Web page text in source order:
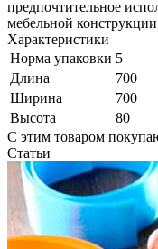
предпочтительное
мебельной
Характеристики
Норма упаковки 5
Длина
700
Ширина
700
Высота
80
С этим товаром
Статьи